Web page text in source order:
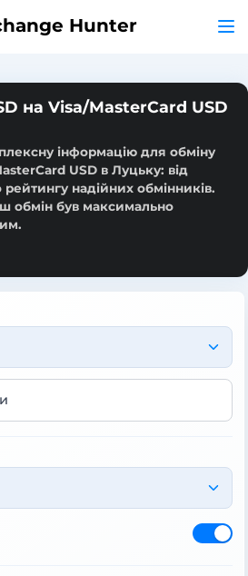
Hunter
на Visa/MasterCard USD
інформацію для обміну
USD в Луцьку: від
рейтингу надійних обмінників.
обмін був максимально